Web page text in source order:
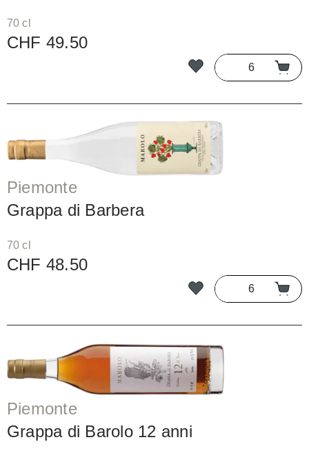
70 cl
CHF 49.50
Piemonte
Grappa di Barbera
70 cl
CHF 48.50
Piemonte
Grappa di Barolo 12 anni